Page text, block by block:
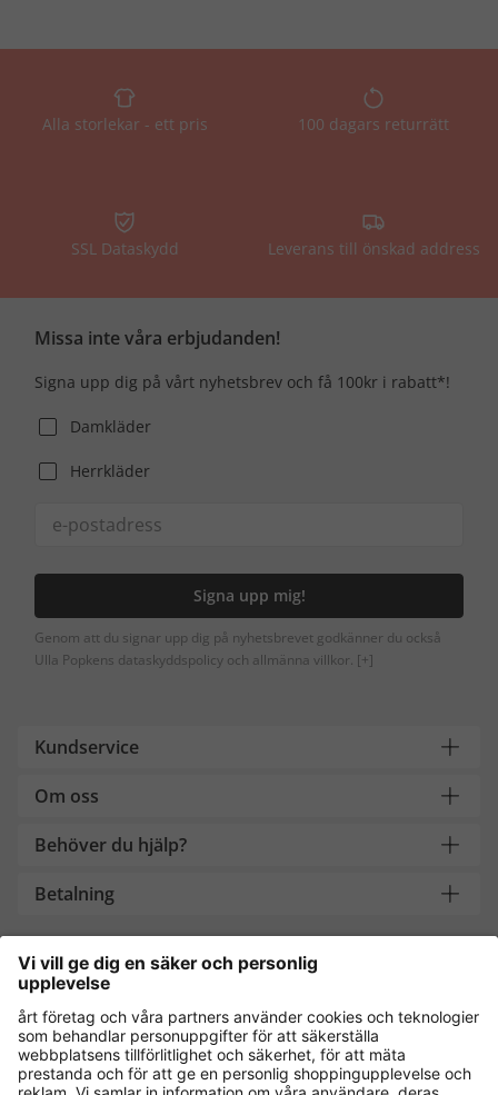
Alla storlekar - ett pris 100 dagars returrätt
SSL Dataskydd Leverans till önskad address
Missa inte våra erbjudanden!
Signa upp dig på vårt nyhetsbrev och få 100kr i rabatt*!
Damkläder
Herrkläder
Signa upp mig!
Genom att du signar upp dig på nyhetsbrevet godkänner du också
Ulla Popkens dataskyddspolicy och allmänna villkor. [+]
Kundservice
Om oss
Behöver du hjälp?
Betalning
Handla säkert med
Andra onlinebutiker